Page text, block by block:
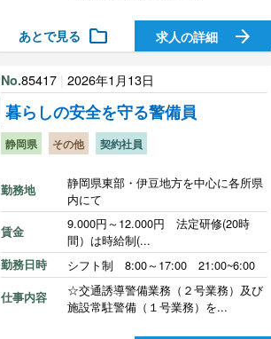
あとで見る folder 求人の詳細 arrow_forward
No.85417 2026年1月13日
暮らしの安全を守る警備員
静岡県 その他 契約社員
勤務地
静岡県東部・伊豆地方を中心に各所県
内にて
賃金
9.000円～12.000円 法定研修(20時
間）は時給制(...
勤務日時 シフト制 8:00～17:00 21:00~6:00
仕事内容
☆交通誘導警備業務（２号業務）及び
施設常駐警備（１号業務）を...